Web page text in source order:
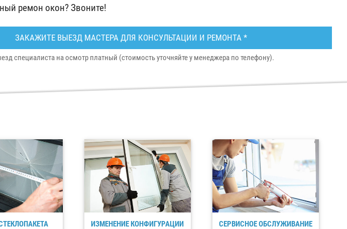
ремон окон? Звоните!
ЗАКАЖИТЕ ВЫЕЗД МАСТЕРА ДЛЯ КОНСУЛЬТАЦИИ И РЕМОНТА *
специалиста на осмотр платный (стоимость уточняйте у менеджера по телефону).
ИЗМЕНЕНИЕ КОНФИГУРАЦИИ СЕРВИСНОЕ ОБСЛУЖИВАНИЕ